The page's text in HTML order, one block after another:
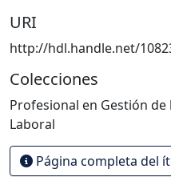
URI
http://hdl.handle.net/
Colecciones
Profesional en Gestión de
Laboral
Página completa del